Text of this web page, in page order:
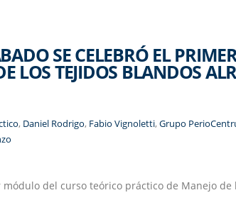
SE CELEBRÓ EL
LOS TEJIDOS BLANDOS
, Daniel Rodrigo, Fabio Vignoletti,Grupo
del curso teórico práctico de Manejo